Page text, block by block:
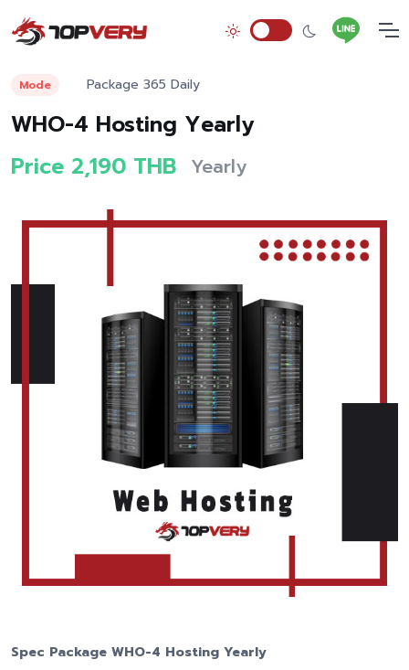
Mode Package 365 Daily
WHO-4 Hosting Yearly
Price 2,190 THB Yearly
Spec Package WHO-4 Hosting Yearly